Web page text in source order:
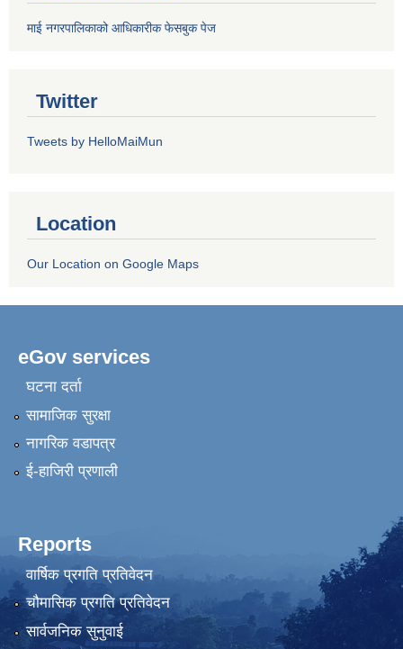
माई नगरपालिकाको आधिकारीक फेसबुक पेज
Twitter
Tweets by HelloMaiMun
Location
Our Location on Google Maps
eGov services
घटना दर्ता
सामाजिक सुरक्षा
नागरिक वडापत्र
ई-हाजिरी प्रणाली
Reports
वार्षिक प्रगति प्रतिवेदन
चौमासिक प्रगति प्रतिवेदन
सार्वजनिक सुनुवाई